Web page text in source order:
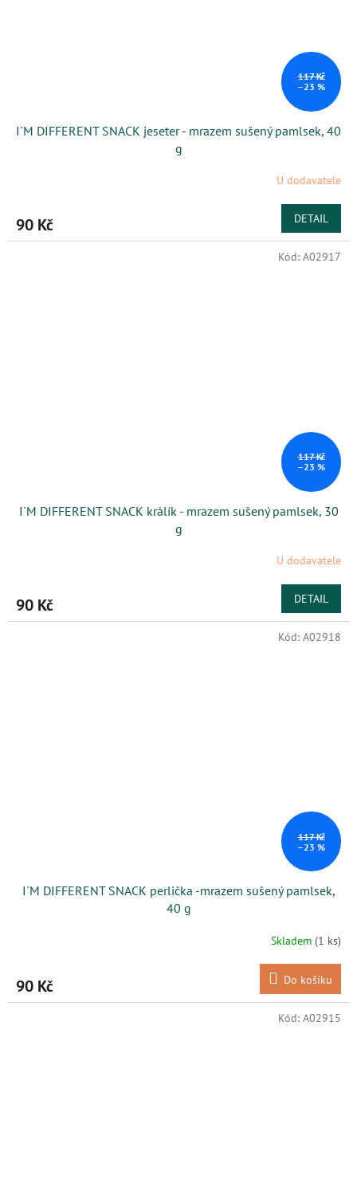
117 Kč
–23 %
I´M DIFFERENT SNACK jeseter - mrazem sušený pamlsek, 40
g
U dodavatele
90 Kč DETAIL
117 Kč
–23 %
I´M DIFFERENT SNACK králík - mrazem sušený pamlsek, 30
g
U dodavatele
90 Kč DETAIL
Kód: A02917
117 Kč
–23 %
I´M DIFFERENT SNACK perlička -mrazem sušený pamlsek,
40 g
Skladem (1 ks)
90 Kč Do košíku
Kód: A02918
Kód: A02915